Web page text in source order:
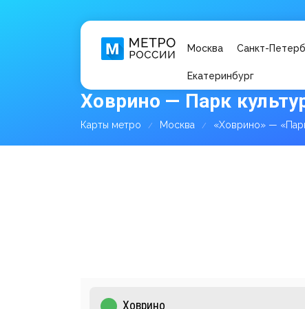
Москва Санкт-
Екатеринбург
Ховрино — Парк
Карты метро Москва «Ховрино» —